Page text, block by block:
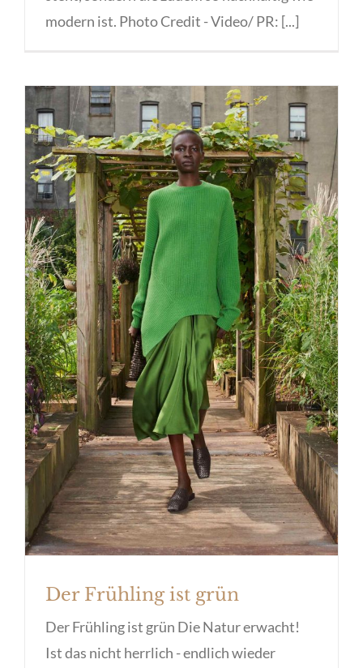
modern ist. Photo Credit - Video/ PR: [...]
Der Frühling ist grün
Der Frühling ist grün
Der Frühling ist grün Die Natur erwacht!
Ist das nicht herrlich - endlich wieder